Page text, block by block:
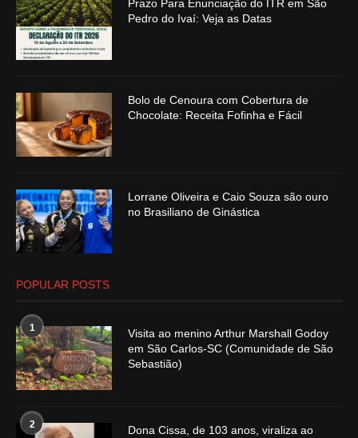
Prazo Para Enunciação do ITR em São
Pedro do Ivaí: Veja as Datas
Bolo de Cenoura com Cobertura de
Chocolate: Receita Fofinha e Fácil
Lorrane Oliveira e Caio Souza são ouro
no Brasiliano de Ginástica
POPULAR POSTS
1
Visita ao menino Arthur Marshall Godoy
em São Carlos-SC (Comunidade de São
Sebastião)
2
Dona Cissa, de 103 anos, viraliza ao